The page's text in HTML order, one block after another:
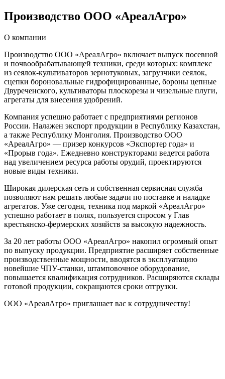
Производство ООО «АреалАгро»
О компании
Производство ООО «АреалАгро» включает выпуск посевной
и почвообрабатывающей техники, среди которых: комплекс
из сеялок-культиваторов зернотуковых, загрузчики сеялок,
сцепки бороновальные гидрофицированные, бороны цепные
Двуреченского, культиваторы плоскорезы и чизельные плуги,
агрегаты для внесения удобрений.
Компания успешно работает с предприятиями регионов
России. Налажен экспорт продукции в Республику Казахстан,
а также Республику Монголия. Производство ООО
«АреалАгро» — призер конкурсов «Экспортер года» и
«Прорыв года». Ежедневно конструкторами ведется работа
над увеличением ресурса работы орудий, проектируются
новые виды техники.
Широкая дилерская сеть и собственная сервисная служба
позволяют нам решать любые задачи по поставке и наладке
агрегатов. Уже сегодня, техника под маркой «АреалАгро»
успешно работает в полях, пользуется спросом у Глав
крестьянско-фермерских хозяйств за высокую надежность.
За 20 лет работы ООО «АреалАгро» накопил огромный опыт
по выпуску продукции. Предприятие расширяет собственные
производственные мощности, вводятся в эксплуатацию
новейшие ЧПУ-станки, штамповочное оборудование,
повышается квалификация сотрудников. Расширяются склады
готовой продукции, сокращаются сроки отгрузки.
ООО «АреалАгро» приглашает вас к сотрудничеству!